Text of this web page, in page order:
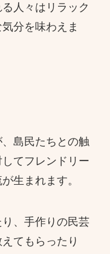
人々はリラック
分を味わえま
島民たちとの触
てフレンドリー
生まれます。
、手作りの民芸
てもらったり